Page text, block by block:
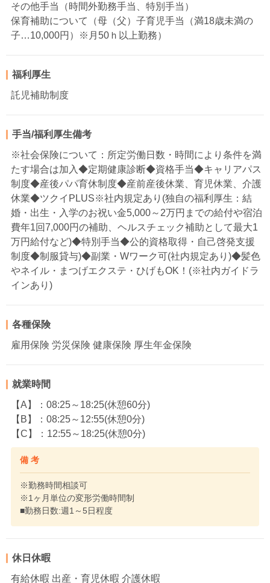
その他手当（時間外勤務手当、特別手当）
保育補助について（母（父）子育児手当（満18歳未満の
子…10,000円）※月50ｈ以上勤務）
福利厚生
託児補助制度
手当/福利厚生備考
※社会保険について：所定労働日数・時間により条件を満
たす場合は加入◆定期健康診断◆資格手当◆キャリアパス
制度◆産後パパ育休制度◆産前産後休業、育児休業、介護
休業◆ツクイPLUS※社内規定あり(独自の福利厚生：結
婚・出生・入学のお祝い金5,000～2万円までの給付や宿泊
費年1回7,000円の補助、ヘルスチェック補助として最大1
万円給付など)◆特別手当◆公的資格取得・自己啓発支援
制度◆制服貸与)◆副業・Wワーク可(社内規定あり)◆髪色
やネイル・まつげエクステ・ひげもOK！(※社内ガイドラ
インあり)
各種保険
雇用保険 労災保険 健康保険 厚生年金保険
就業時間
【A】：08:25～18:25(休憩60分)
【B】：08:25～12:55(休憩0分)
【C】：12:55～18:25(休憩0分)
備 考
※勤務時間相談可
※1ヶ月単位の変形労働時間制
■勤務日数:週1～5日程度
休日休暇
有給休暇 出産・育児休暇 介護休暇